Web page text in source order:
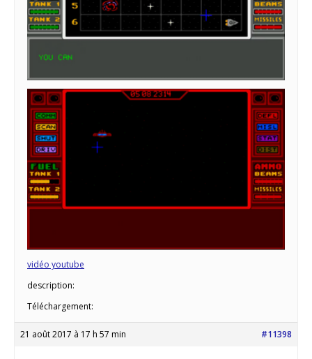
vidéo youtube
description:
Téléchargement:
21 août 2017 à 17 h 57 min #11398